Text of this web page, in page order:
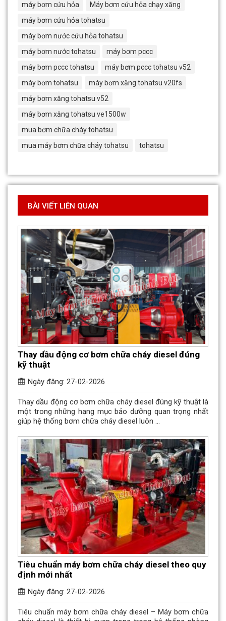
máy bơm cứu hỏa
Máy bơm cứu hỏa chạy xăng
máy bơm cứu hỏa tohatsu
máy bơm nước cứu hỏa tohatsu
máy bơm nước tohatsu
máy bơm pccc
máy bơm pccc tohatsu
máy bơm pccc tohatsu v52
máy bơm tohatsu
máy bơm xăng tohatsu v20fs
máy bơm xăng tohatsu v52
máy bơm xăng tohatsu ve1500w
mua bơm chữa cháy tohatsu
mua máy bơm chữa cháy tohatsu
tohatsu
BÀI VIẾT LIÊN QUAN
Thay dầu động cơ bơm chữa cháy diesel đúng
kỹ thuật
Ngày đăng: 27-02-2026
Thay dầu động cơ bơm chữa cháy diesel đúng kỹ thuật là
một trong những hạng mục bảo dưỡng quan trọng nhất
giúp hệ thống bơm chữa cháy diesel luôn ...
Tiêu chuẩn máy bơm chữa cháy diesel theo quy
định mới nhất
Ngày đăng: 27-02-2026
Tiêu chuẩn máy bơm chữa cháy diesel – Máy bơm chữa